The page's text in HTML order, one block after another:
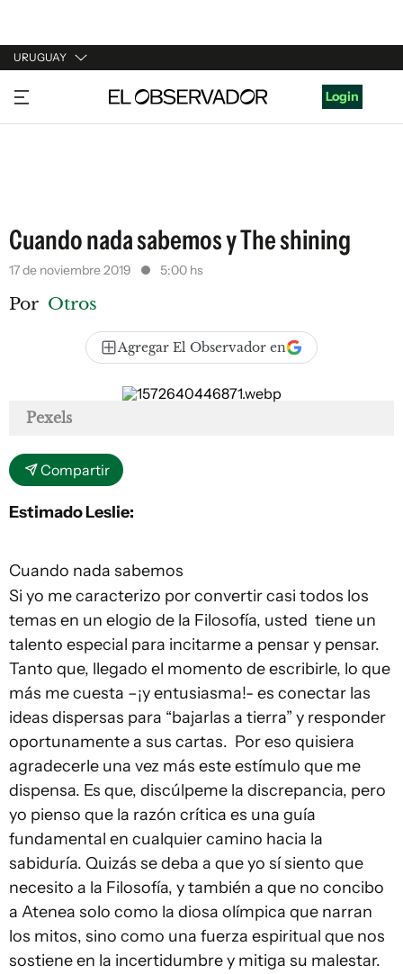
URUGUAY
URUGUAY
ARGENTINA
Login
Cuando nada sabemos y The shining
17 de noviembre 2019 5:00 hs
Por Otros
Agregar El Observador en
Pexels
Compartir
Estimado Leslie:
Cuando nada sabemos
Si yo me caracterizo por convertir casi todos los
temas en un elogio de la Filosofía, usted tiene un
talento especial para incitarme a pensar y pensar.
Tanto que, llegado el momento de escribirle, lo que
más me cuesta –¡y entusiasma!- es conectar las
ideas dispersas para “bajarlas a tierra” y responder
oportunamente a sus cartas. Por eso quisiera
agradecerle una vez más este estímulo que me
dispensa. Es que, discúlpeme la discrepancia, pero
yo pienso que la razón crítica es una guía
fundamental en cualquier camino hacia la
sabiduría. Quizás se deba a que yo sí siento que
necesito a la Filosofía, y también a que no concibo
a Atenea solo como la diosa olímpica que narran
los mitos, sino como una fuerza espiritual que nos
sostiene en la incertidumbre y mitiga su malestar.